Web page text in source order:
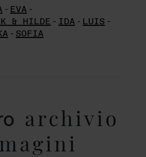
- EVA -
& HILDE - IDA - LUIS -
- SOFIA
archivio